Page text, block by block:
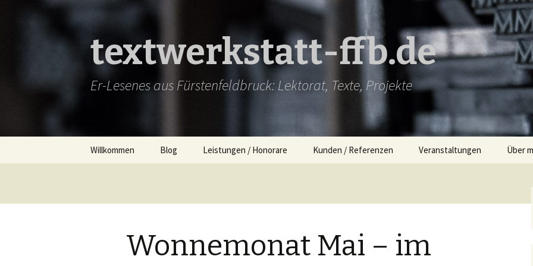
textwerkstatt-ffb.de
Er-Lesenes aus Fürstenfeldbruck: Lektorat, Texte, Projekte
Springe
Willkommen Blog
Neulich
Zwischendurch
Leistungen / Honorare
Texte
Kunden / Referenzen Veranstaltungen Über
Wonnemonat Mai – im